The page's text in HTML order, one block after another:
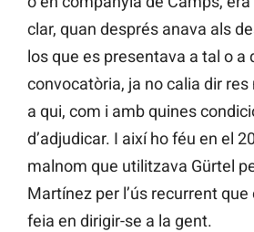
clar, quan després anava als
los que es presentava a tal o a
convocatòria, ja no calia dir
a qui, com i amb quines
d’adjudicar. I així ho féu en el
malnom que utilitzava Gürtel
Martínez per l’ús recurrent que
feia en dirigir-se a la gent.